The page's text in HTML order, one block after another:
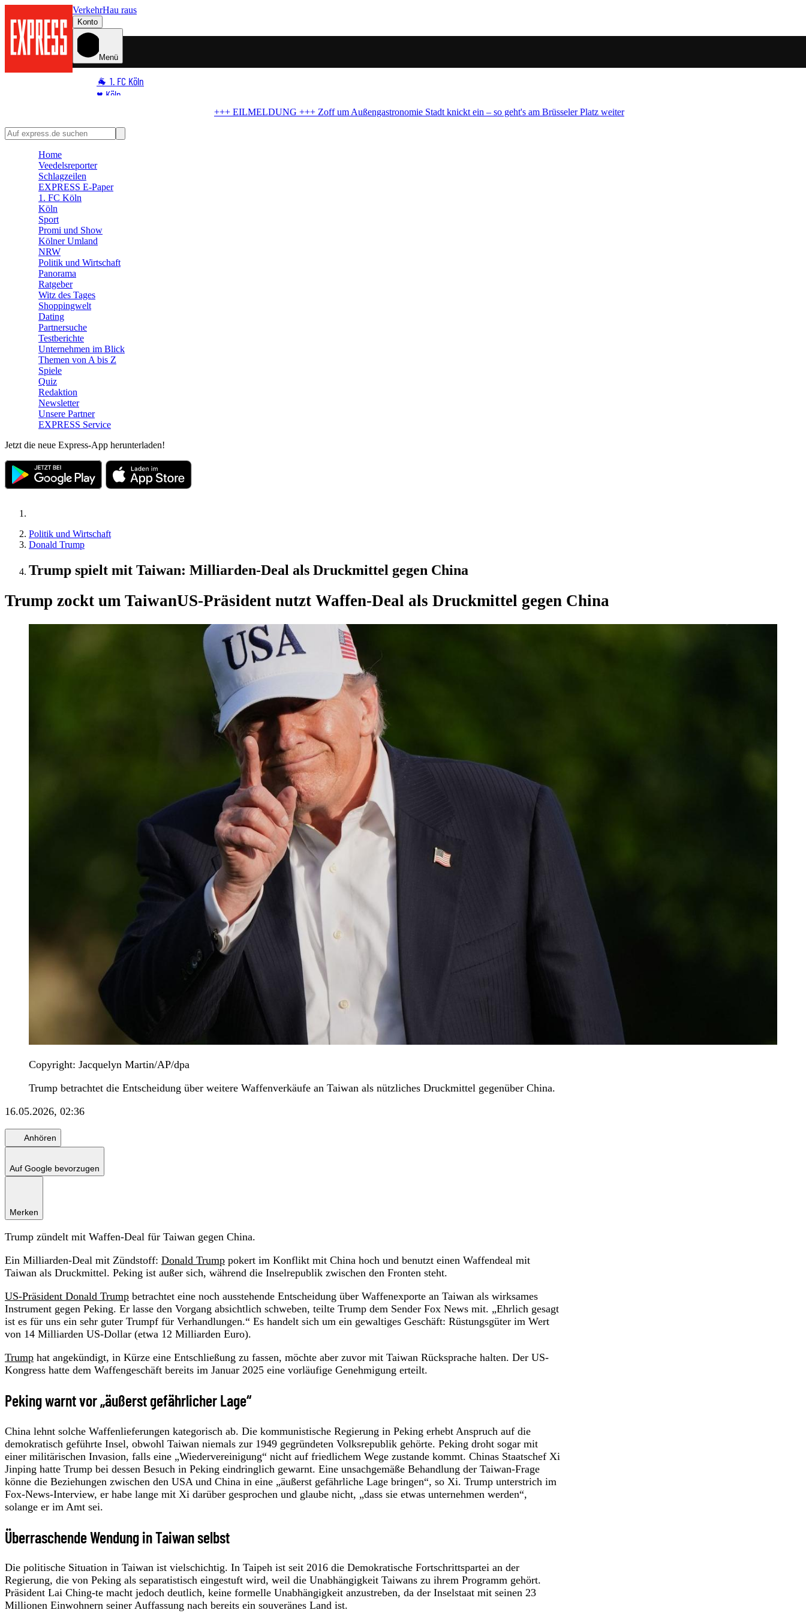
VerkehrHau raus
Konto
Menü
🐐 1. FC Köln
♥️ Köln
🏆 Sport
🛒 Shoppingwelt
Zoff um AußengastronomieStadt knickt ein – so geht's am Brüsseler Platz weiter
Home
Veedelsreporter
Schlagzeilen
EXPRESS E-Paper
1. FC Köln
Köln
Sport
Promi und Show
Kölner Umland
NRW
Politik und Wirtschaft
Panorama
Ratgeber
Witz des Tages
Shoppingwelt
Dating
Partnersuche
Testberichte
Unternehmen im Blick
Themen von A bis Z
Spiele
Quiz
Redaktion
Newsletter
Unsere Partner
EXPRESS Service
Jetzt die neue Express-App herunterladen!
Politik und Wirtschaft
Donald Trump
Trump spielt mit Taiwan: Milliarden-Deal als Druckmittel gegen China
Trump zockt um TaiwanUS-Präsident nutzt Waffen-Deal als Druckmittel gegen China
Copyright: Jacquelyn Martin/AP/dpa
Trump betrachtet die Entscheidung über weitere Waffenverkäufe an Taiwan als nützliches Druckmittel gegenüber China.
16.05.2026, 02:36
Anhören
Auf Google bevorzugen
Merken
Trump zündelt mit Waffen-Deal für Taiwan gegen China.
Ein Milliarden-Deal mit Zündstoff: Donald Trump pokert im Konflikt mit China hoch und benutzt einen Waffendeal mit
Taiwan als Druckmittel. Peking ist außer sich, während die Inselrepublik zwischen den Fronten steht.
US-Präsident Donald Trump betrachtet eine noch ausstehende Entscheidung über Waffenexporte an Taiwan als wirksames
Instrument gegen Peking. Er lasse den Vorgang absichtlich schweben, teilte Trump dem Sender Fox News mit. „Ehrlich gesagt
ist es für uns ein sehr guter Trumpf für Verhandlungen.“ Es handelt sich um ein gewaltiges Geschäft: Rüstungsgüter im Wert
von 14 Milliarden US-Dollar (etwa 12 Milliarden Euro).
Trump hat angekündigt, in Kürze eine Entschließung zu fassen, möchte aber zuvor mit Taiwan Rücksprache halten. Der US-
Kongress hatte dem Waffengeschäft bereits im Januar 2025 eine vorläufige Genehmigung erteilt.
Peking warnt vor „äußerst gefährlicher Lage“
China lehnt solche Waffenlieferungen kategorisch ab. Die kommunistische Regierung in Peking erhebt Anspruch auf die
demokratisch geführte Insel, obwohl Taiwan niemals zur 1949 gegründeten Volksrepublik gehörte. Peking droht sogar mit
einer militärischen Invasion, falls eine „Wiedervereinigung“ nicht auf friedlichem Wege zustande kommt. Chinas Staatschef Xi
Jinping hatte Trump bei dessen Besuch in Peking eindringlich gewarnt. Eine unsachgemäße Behandlung der Taiwan-Frage
könne die Beziehungen zwischen den USA und China in eine „äußerst gefährliche Lage bringen“, so Xi. Trump unterstrich im
Fox-News-Interview, er habe lange mit Xi darüber gesprochen und glaube nicht, „dass sie etwas unternehmen werden“,
solange er im Amt sei.
Überraschende Wendung in Taiwan selbst
Die politische Situation in Taiwan ist vielschichtig. In Taipeh ist seit 2016 die Demokratische Fortschrittspartei an der
Regierung, die von Peking als separatistisch eingestuft wird, weil die Unabhängigkeit Taiwans zu ihrem Programm gehört.
Präsident Lai Ching-te macht jedoch deutlich, keine formelle Unabhängigkeit anzustreben, da der Inselstaat mit seinen 23
Millionen Einwohnern seiner Auffassung nach bereits ein souveränes Land ist.